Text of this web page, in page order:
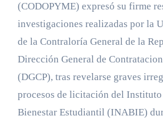
(CODOPYME) expresó su firme
investigaciones realizadas por la
de la Contraloría General de la
Dirección General de
(DGCP), tras revelarse graves
procesos de licitación del
Bienestar Estudiantil (INABIE)